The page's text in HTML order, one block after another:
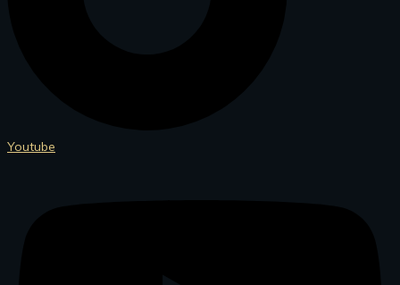
Youtube